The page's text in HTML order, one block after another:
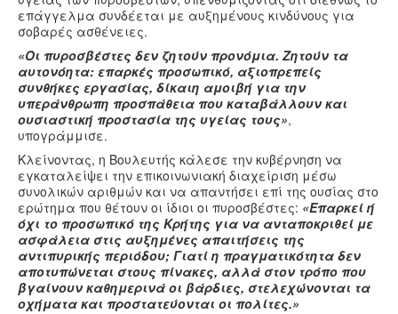
επάγγελμα συνδέεται με αυξημένους κινδύνους για
σοβαρές ασθένειες.
«Οι πυροσβέστες δεν ζητούν προνόμια. Ζητούν τα
αυτονόητα: επαρκές προσωπικό, αξιοπρεπείς
συνθήκες εργασίας, δίκαιη αμοιβή για την
υπεράνθρωπη προσπάθεια που καταβάλλουν και
ουσιαστική προστασία της υγείας τους»,
υπογράμμισε.
Κλείνοντας, η Βουλευτής κάλεσε την κυβέρνηση να
εγκαταλείψει την επικοινωνιακή διαχείριση μέσω
συνολικών αριθμών και να απαντήσει επί της ουσίας στο
ερώτημα που θέτουν οι ίδιοι οι πυροσβέστες: «Επαρκεί ή
όχι το προσωπικό της Κρήτης για να ανταποκριθεί με
ασφάλεια στις αυξημένες απαιτήσεις της
αντιπυρικής περιόδου; Γιατί η πραγματικότητα δεν
αποτυπώνεται στους πίνακες, αλλά στον τρόπο που
βγαίνουν καθημερινά οι βάρδιες, στελεχώνονται τα
οχήματα και προστατεύονται οι πολίτες.»